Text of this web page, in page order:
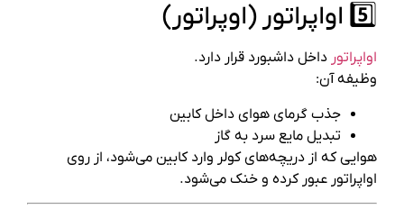
5️⃣ اواپراتور (اوپراتور)
اواپراتورداخل داشبورد قرار دارد.
وظیفه آن:
جذب گرمای هوای داخل کابین
تبدیل مایع سرد به گاز
هوایی که از دریچه‌های کولر وارد کابین می‌شود، از روی
اواپراتور عبور کرده و خنک می‌شود.